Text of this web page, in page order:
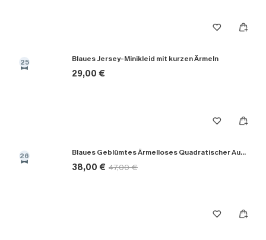
25 Blaues Jersey-Minikleid mit kurzen Ärmeln
29,00 €
26 Blaues Geblümtes Ärmelloses Quadratischer Ausschnitt Maxikleid
38,00 € 47,00 €